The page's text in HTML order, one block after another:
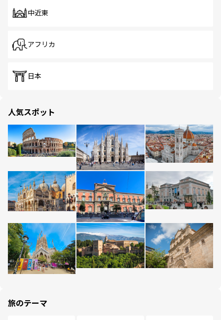
中近東
アフリカ
日本
人気スポット
旅のテーマ